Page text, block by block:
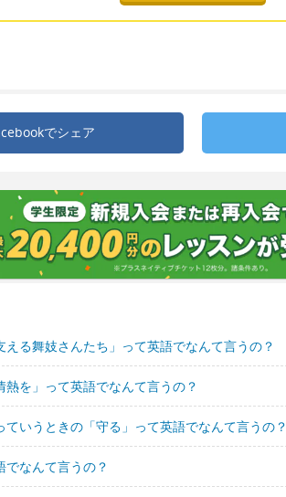
でシェア
える舞妓さんたち」って英語でなんて言うの？
熱を」って英語でなんて言うの？
ていうときの「守る」って英語でなんて言うの？
なんて言うの？